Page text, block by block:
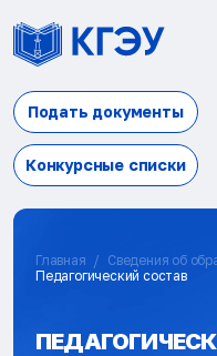
Подать документы
Конкурсные списки
Главная
Сведения об
Педагогический состав